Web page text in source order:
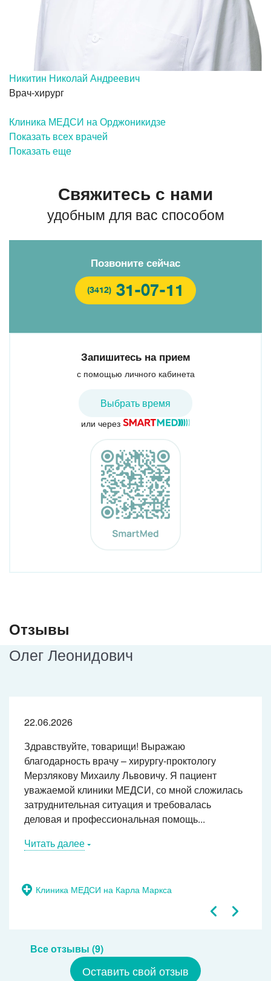
Никитин Николай Андреевич
Врач-хирург
Клиника МЕДСИ на Орджоникидзе
Показать всех врачей
Показать еще
Свяжитесь с нами
удобным для вас способом
Позвоните сейчас
(3412) 31-07-11
Запишитесь на прием
с помощью личного кабинета
Выбрать время
или через
Отзывы
Олег Леонидович
Клиника МЕДСИ на Карла Маркса
22.06.2026
Здравствуйте, товарищи! Выражаю
благодарность врачу –хирургу-проктологу
Мерзлякову Михаилу Львовичу. Я пациент
уважаемой клиники МЕДСИ, со мной сложилась
затруднительная ситуация и требовалась
деловая и профессиональная помощь...
Читать далее
Все отзывы (9)
Оставить свой отзыв